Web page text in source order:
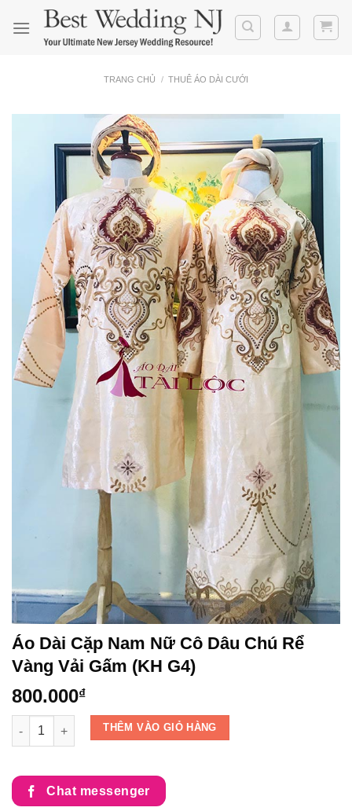
TRANG CHỦ / THUÊ ÁO DÀI CƯỚI
Áo Dài Cặp Nam Nữ Cô Dâu Chú Rể
Vàng Vải Gấm (KH G4)
800.000₫
Áo Dài Cặp Nam Nữ Cô Dâu Chú Rể Vàng Vải Gấm (KH G4) số
THÊM VÀO GIỎ HÀNG
Chat messenger